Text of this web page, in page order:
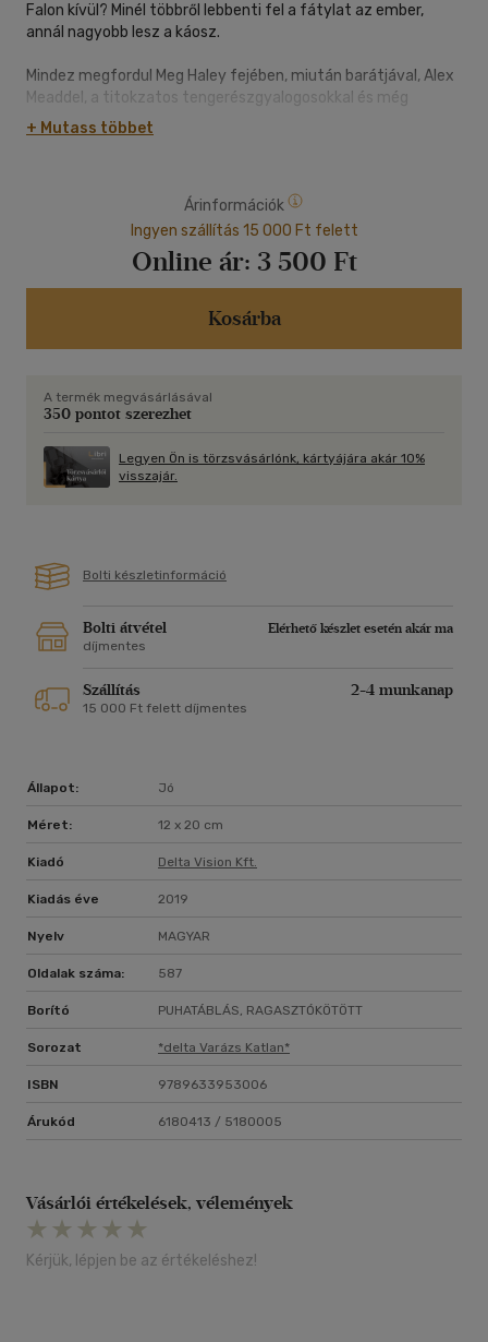
Falon kívül? Minél többről lebbenti fel a fátylat az ember,
annál nagyobb lesz a káosz.
Mindez megfordul Meg Haley fejében, miután barátjával, Alex
Meaddel, a titokzatos tengerészgyalogosokkal és még
titokzatosabb foglyukkal visszatérnek Fort Cache-be, a 24-
es Erődvárosba. Ott azonban válaszok helyett csak újabb
Miért rabolta el a lány anyját a város kutatóintézetét vezető
Edmund Riley, és mi történhetett a tudós társával? Mit
építenek Észak-Dakota egykori fővárosában az egyre
eszesebbé váló mutánsok, és milyen titkokat rejt ott a föld
mélye? Tényleg léteznek titokzatos földönkívüliek, vagy csak
az emberi kapzsiság áll a történések hátterében? És vajon
A trilógia befejező részében Meg és Alex újabb rejtélyekkel
szembesül, és újabb nehézségeken kell átverekedniük
magukat, mire talán lassan a helyükre kerülnek a kirakós
darabjai. De vajon a feltárt igazság elhozza majd az
emberiség újjászületését, vagy csak a múlt szelleme
mint az égen minden este feltűnő Fekete Szivárvány.
+ Mutass többet
Árinformációk
Ingyen szállítás 15 000 Ft felett
Online ár: 3 500 Ft
Kosárba
A termék megvásárlásával
350 pontot szerezhet
Legyen Ön is törzsvásárlónk, kártyájára akár 10%
visszajár.
Bolti készletinformáció
Bolti átvétel
Elérhető készlet esetén akár ma
díjmentes
Szállítás 2-4 munkanap
15 000 Ft felett díjmentes
Állapot: Jó
Méret: 12 x 20 cm
Kiadó Delta Vision Kft.
Kiadás éve 2019
Nyelv MAGYAR
Oldalak száma: 587
Borító PUHATÁBLÁS, RAGASZTÓKÖTÖTT
Sorozat *delta Varázs Katlan*
ISBN 9789633953006
Árukód 6180413 / 5180005
Vásárlói értékelések, vélemények
Kérjük, lépjen be az értékeléshez!